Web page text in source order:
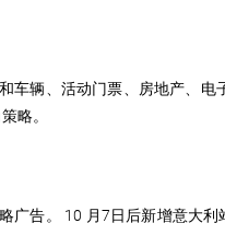
车辆、活动门票、房地产、电
略。
告。 10 月7日后新增意大利